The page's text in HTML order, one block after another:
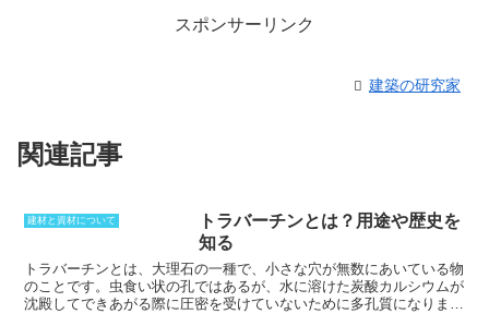
スポンサーリンク
建築の研究家
関連記事
建材と資材について
トラバーチンとは？用途や歴史を
知る
トラバーチンとは、大理石の一種で、小さな穴が無数にあいている物
のことです。虫食い状の孔ではあるが、水に溶けた炭酸カルシウムが
沈殿してできあがる際に圧密を受けていないために多孔質になりま